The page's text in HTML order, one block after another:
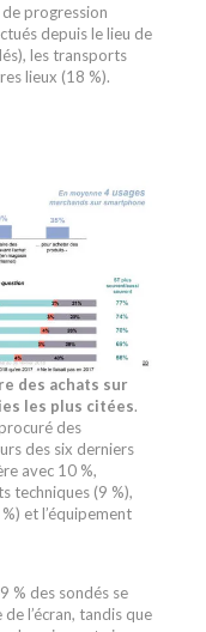
progression
depuis le lieu de
les transports
lieux (18 %).
des achats sur
les plus citées.
des
des six derniers
avec 10 %,
techniques (9 %),
et l’équipement
% des sondés se
l’écran, tandis que